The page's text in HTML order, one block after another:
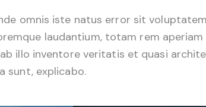
omnis iste natus error sit
laudantium, totam rem aperiam
ab illo inventore veritatis et quasi
sunt, explicabo.